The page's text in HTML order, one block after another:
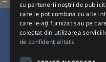
Pentru
Pentru
cu partenerii noștri de
care le pot combina cu alte
care le-ați furnizat sau pe
colectat din utilizarea
de confidențialitate